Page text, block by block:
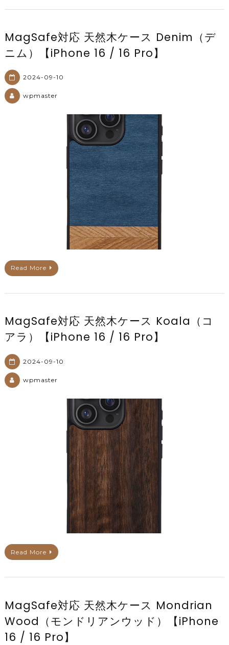
MagSafe対応 天然木ケース Denim（デ
ニム）【iPhone 16 / 16 Pro】
2024-09-10
wpmaster
Read More
MagSafe対応 天然木ケース Koala（コ
アラ）【iPhone 16 / 16 Pro】
2024-09-10
wpmaster
Read More
MagSafe対応 天然木ケース Mondrian
Wood（モンドリアンウッド）【iPhone
16 / 16 Pro】